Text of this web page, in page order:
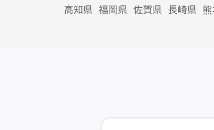
高知県 福岡県 佐賀県 長崎県